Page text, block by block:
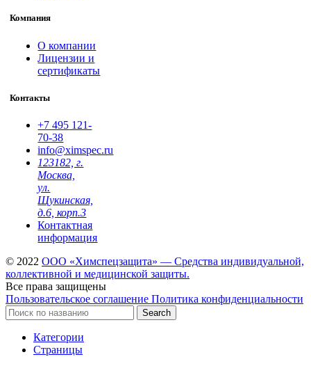
Компания
О компании
Лицензии и
сертификаты
Контакты
+7 495 121-
70-38
info@ximspec.ru
123182, г.
Москва,
ул.
Щукинская,
д.6, корп.3
Контактная
информация
© 2022 ООО «Химспецзащита» — Средства индивидуальной,
коллективной и медицинской защиты.
Все права защищены
Пользовательское соглашение Политика конфиденциальности
Search
Категории
Страницы